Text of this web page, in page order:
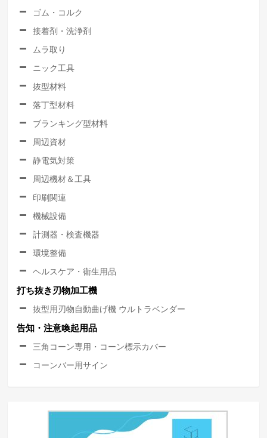
ゴム・コルク
接着剤・洗浄剤
ムラ取り
ニック工具
抜型材料
落丁型材料
ブランキング型材料
周辺資材
静電気対策
周辺機材＆工具
印刷関連
機械設備
計測器・検査機器
環境整備
ヘルスケア・衛生用品
打ち抜き刃物加工機
抜型用刃物自動曲げ機 ウルトラベンダー
告知・注意喚起用品
三角コーン専用・コーン標示カバー
コーンバー用サイン